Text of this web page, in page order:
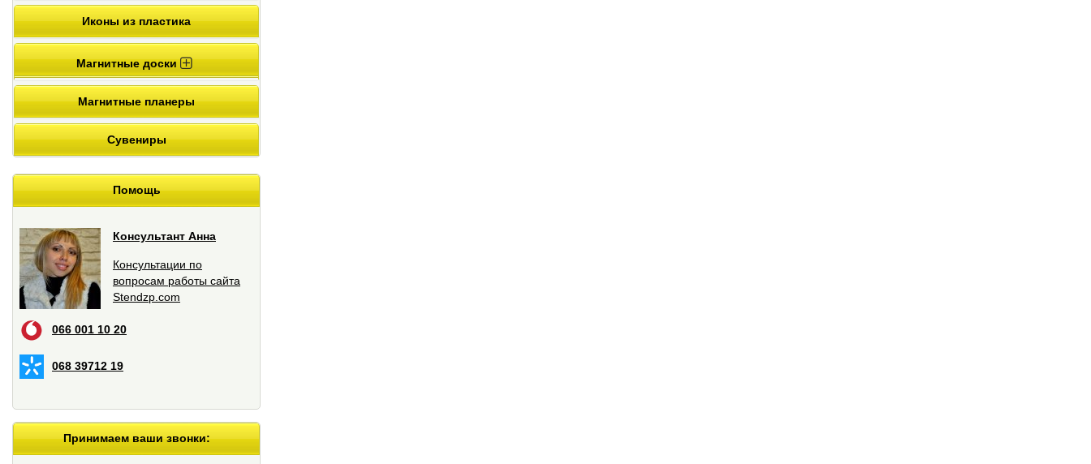
Иконы из пластика
Магнитные доски
Магнитные планеры
Сувениры
Помощь
Консультант Анна
Консультации по
вопросам работы сайта
Stendzp.com
066 001 10 20
068 39712 19
Принимаем ваши звонки: